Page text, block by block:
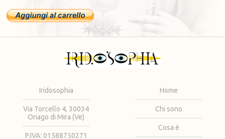
Iridosophia
Via Torcello 4, 30034
Oriago di Mira (Ve)
P.IVA: 01588750271
Home
Chi sono
Cosa è